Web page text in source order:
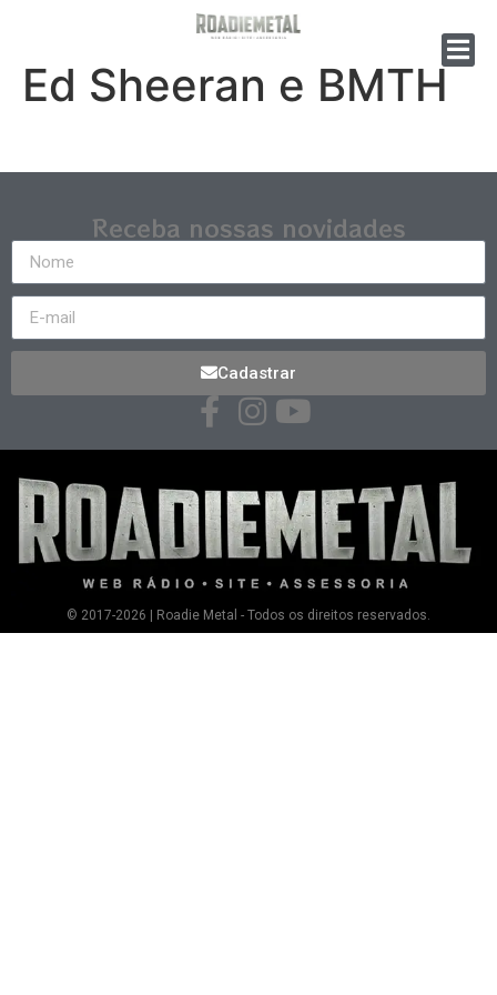
Ed Sheeran e BMTH
Receba nossas novidades
Cadastrar
© 2017-2026 | Roadie Metal - Todos os direitos reservados.